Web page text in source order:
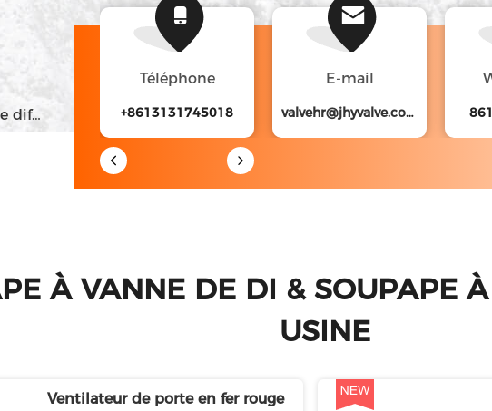
Vous pouvez nous contacter de différentes manières.
Téléphone
+8613131745018
E-mail
valvehr@jhyvalve.com
À VANNE DE DI & SOUPAPE
USINE
Ventilateur de porte en fer rouge